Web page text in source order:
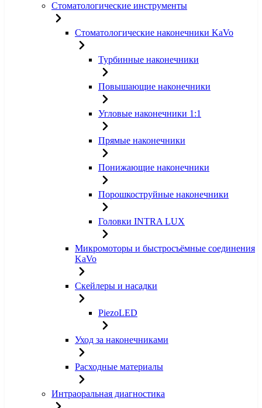
Стоматологические инструменты
Стоматологические наконечники KaVo
Турбинные наконечники
Повышающие наконечники
Угловые наконечники 1:1
Прямые наконечники
Понижающие наконечники
Порошкоструйные наконечники
Головки INTRA LUX
Микромоторы и быстросъёмные соединения
KaVo
Скейлеры и насадки
PiezoLED
Уход за наконечниками
Расходные материалы
Интраоральная диагностика